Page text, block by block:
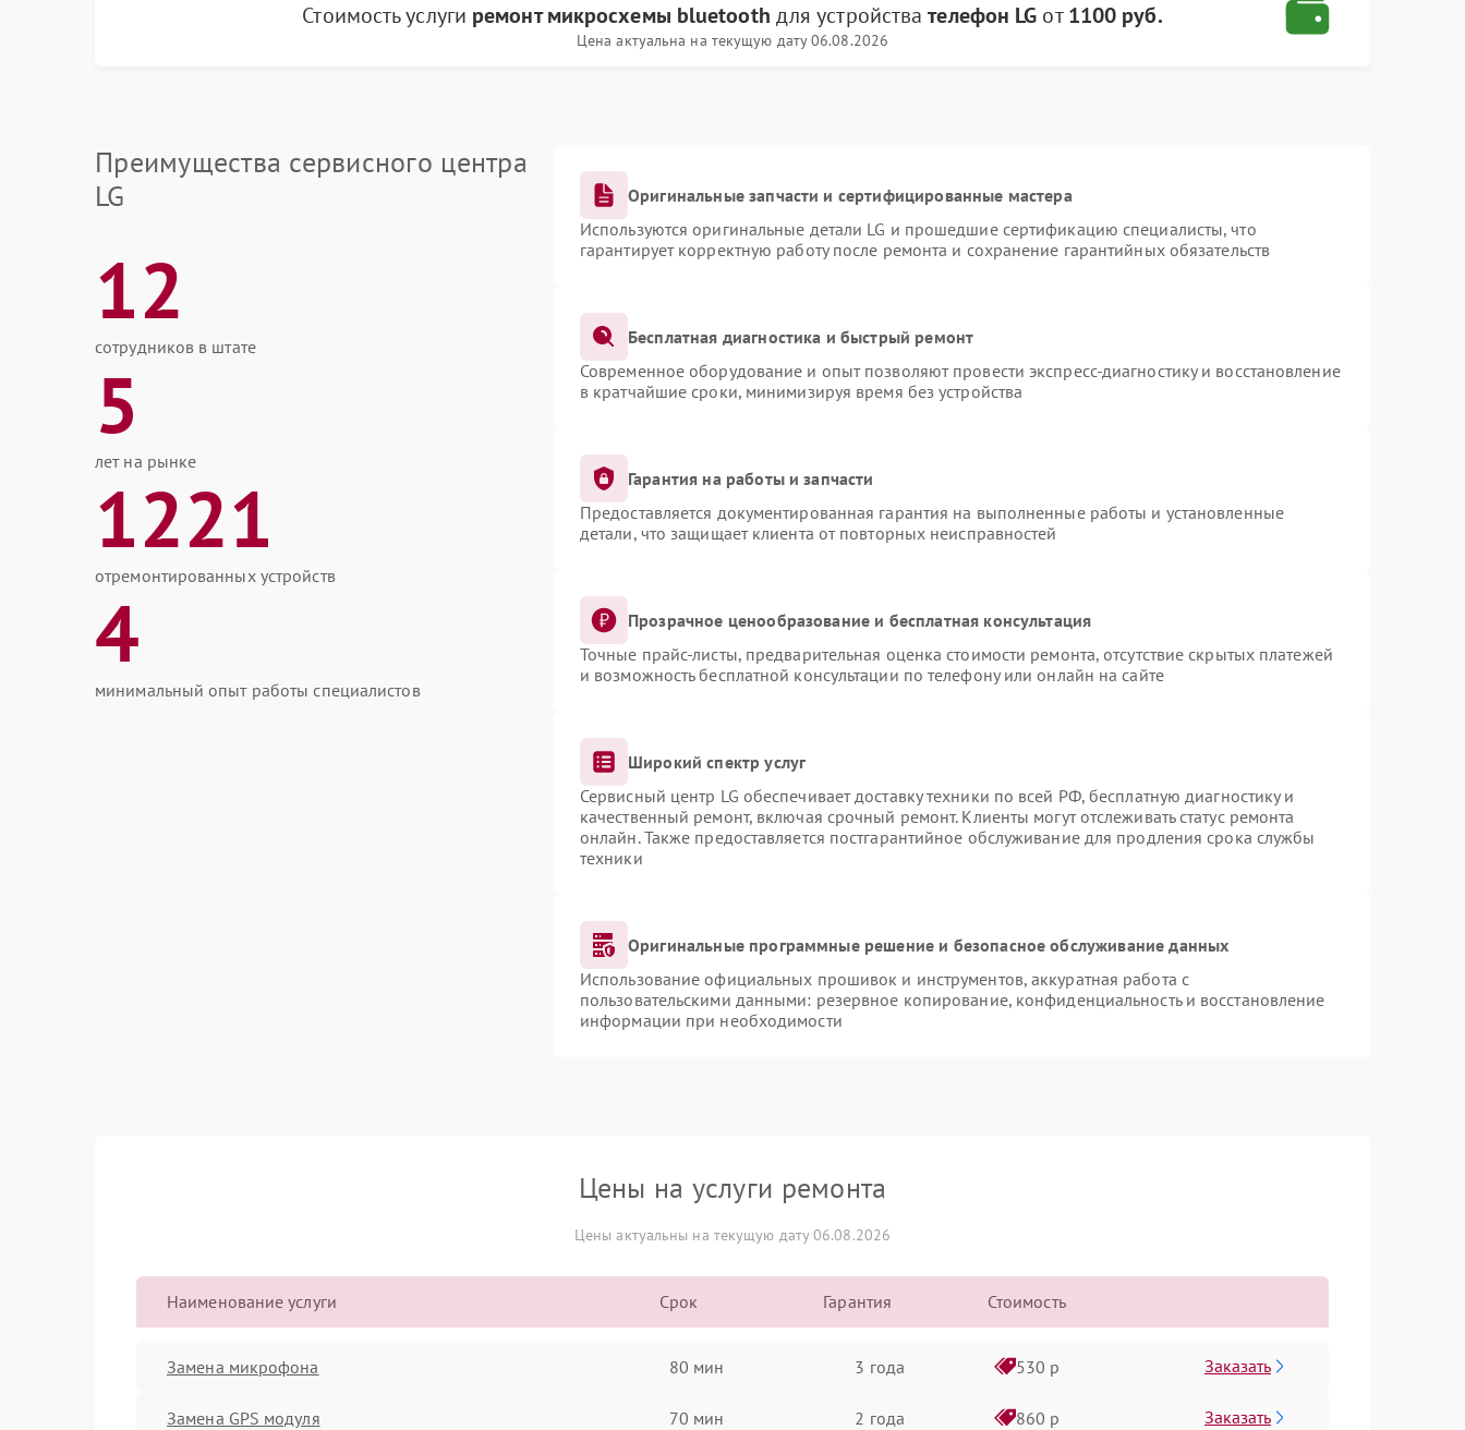
Стоимость услуги ремонт микросхемы bluetooth для устройствателефон LG от1100 руб.
Цена актуальна на текущую дату 06.08.2026
Преимущества сервисного центра
LG
12
сотрудников в штате
5
лет на рынке
1221
отремонтированных устройств
4
минимальный опыт работы специалистов
Оригинальные запчасти и сертифицированные мастера
Используются оригинальные детали LG и прошедшие сертификацию специалисты, что
гарантирует корректную работу после ремонта и сохранение гарантийных обязательств
Бесплатная диагностика и быстрый ремонт
Современное оборудование и опыт позволяют провести экспресс-диагностику и восстановление
в кратчайшие сроки, минимизируя время без устройства
Гарантия на работы и запчасти
Предоставляется документированная гарантия на выполненные работы и установленные
детали, что защищает клиента от повторных неисправностей
Прозрачное ценообразование и бесплатная консультация
Точные прайс-листы, предварительная оценка стоимости ремонта, отсутствие скрытых платежей
и возможность бесплатной консультации по телефону или онлайн на сайте
Широкий спектр услуг
Сервисный центр LG обеспечивает доставку техники по всей РФ, бесплатную диагностику и
качественный ремонт, включая срочный ремонт. Клиенты могут отслеживать статус ремонта
онлайн. Также предоставляется постгарантийное обслуживание для продления срока службы
техники
Оригинальные программные решение и безопасное обслуживание данных
Использование официальных прошивок и инструментов, аккуратная работа с
пользовательскими данными: резервное копирование, конфиденциальность и восстановление
информации при необходимости
Цены на услуги ремонта
Цены актуальны на текущую дату 06.08.2026
Наименование услуги Срок Гарантия Стоимость
Замена микрофона 80 мин 3 года 530 р Заказать
Замена GPS модуля 70 мин 2 года 860 р Заказать